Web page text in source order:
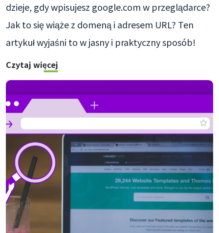
dzieje, gdy wpisujesz google.com w przeglądarce?
Jak to się wiąże z domeną i adresem URL? Ten
artykuł wyjaśni to w jasny i praktyczny sposób!
Czytaj więcej